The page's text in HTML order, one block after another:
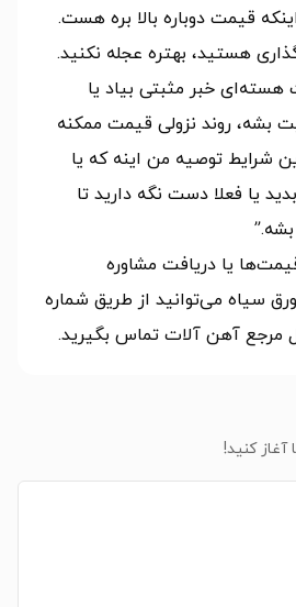
قیمت دوباره بالا بره هست.
هستید، بهتره عجله نکنید.
خبر مثبتی بیاد یا
بشه، روند نزولی قیمت ممکنه
شرایط توصیه من اینه که یا
یا فعلا دست نگه دارید تا
یا دریافت مشاوره
سیاه می‌توانید از طریق شماره
آغاز کنید!